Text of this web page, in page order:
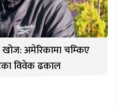
खोज: अमेरिकामा चम्किए
विवेक ढकाल